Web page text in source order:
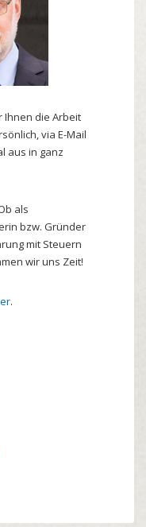
Ihnen die Arbeit
via E-Mail
aus in ganz
als
bzw. Gründer
mit Steuern
wir uns Zeit!
.